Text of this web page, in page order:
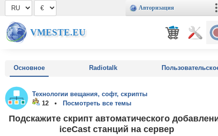
Авторизация
VMESTE.EU
Основное Radiotalk
Технологии вещания, софт, скрипты
12 •
Посмотреть все темы
Подскажите скрипт автоматического
iceCast станций на сервер